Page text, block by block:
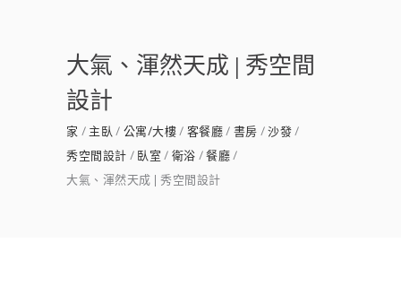
大氣、渾然天成 | 秀空間
設計
家 主臥 公寓/大樓 客餐廳 書房 沙發
秀空間設計
臥室 衛浴 餐廳
大氣、渾然天成 | 秀空間設計